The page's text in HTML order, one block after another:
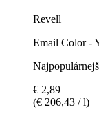
Revell
Email Color -
€ 2,89
(€ 206,43 / l)